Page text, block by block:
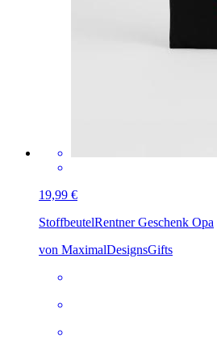
19,99 €
StoffbeutelRentner Geschenk Opa
von MaximalDesignsGifts